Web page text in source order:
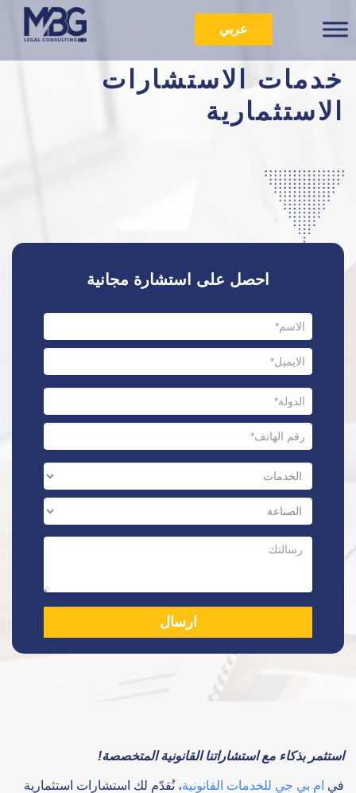
عربي
احصل على استشارة مجانية
خدمات الاستشارات
الاستثمارية
استثمر بذكاء مع استشاراتنا القانونية المتخصصة!
في ام بي جي للخدمات القانونية، نُقدّم لك استشارات استثمارية